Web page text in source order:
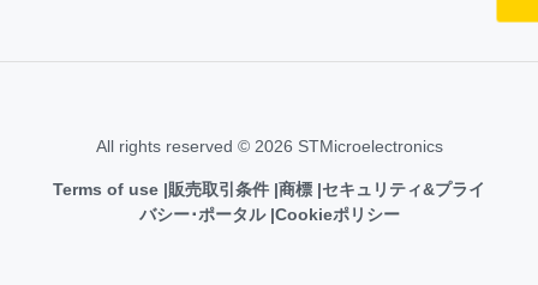
All rights reserved © 2026 STMicroelectronics
Terms of use 販売取引条件 商標 セキュリティ&プライ
バシー･ポータル Cookieポリシー